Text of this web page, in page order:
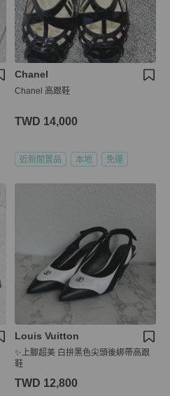
Chanel
Chanel 高跟鞋
TWD 14,000
近新閒置品 本地 免運
Louis Vuitton
✨上腳超美 白拚黑色尖頭後綁帶高跟
鞋
TWD 12,800